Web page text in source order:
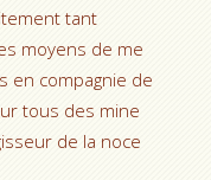
tant
moyens de me
en compagnie de
tous des mine
de la noce